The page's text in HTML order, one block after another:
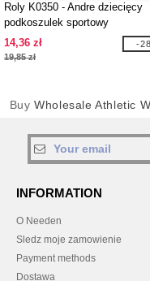
Roly K0350 - Andre dziecięcy
podkoszulek sportowy
14,36 zł
19,85 zł
-
BuyWholesale Athletic
INFORMATION
O Needen
Sledz moje zamowienie
Payment methods
Dostawa